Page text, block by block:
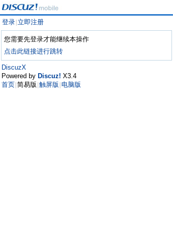
登录 立即注册
您需要先登录才能继续本操作
点击此链接进行跳转
DiscuzX
Powered by Discuz! X3.4
首页 简易版 触屏版 电脑版